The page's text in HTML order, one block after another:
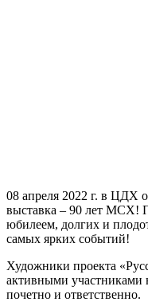
08 апреля 2022 г. в ЦДХ
выставка – 90 лет МСХ!
юбилеем, долгих и
самых ярких событий!
Художники проекта
активными участниками
почетно и ответственно.